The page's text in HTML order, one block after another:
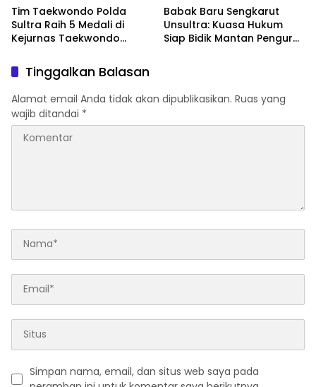
Tim Taekwondo Polda
Sultra Raih 5 Medali di
Kejurnas Taekwondo
Babak Baru Sengkarut
Unsultra: Kuasa Hukum
Siap Bidik Mantan Pengurus
Tinggalkan Balasan
Alamat email Anda tidak akan dipublikasikan. Ruas yang
wajib ditandai *
Simpan nama, email, dan situs web saya pada